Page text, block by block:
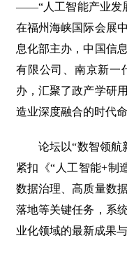
——“人工智能产业发
在福州海峡国际会展
息化部主办，中国信
有限公司、南京新一
办，汇聚了政产学研
造业深度融合的时代命
论坛以“数智领航
紧扣《“人工智能+制
数据治理、高质量数
落地等关键任务，系
业化领域的最新成果与